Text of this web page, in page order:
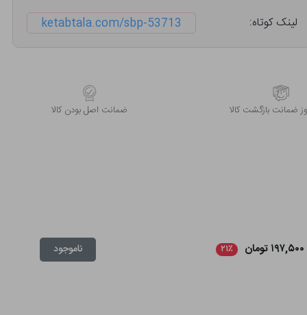
لینک کوتاه: ketabtala.com/sbp-53713
ضمانت بازگشت کالا ﺿﻤﺎﻧﺖ اﺻﻞ ﺑﻮدن ﮐﺎﻟﺎ
۱۹۷,۵۰۰ تومان ۲۱٪ ناموجود